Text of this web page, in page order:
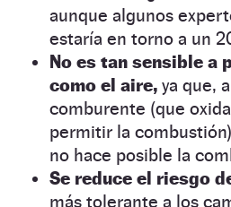
aunque algunos
estaría en torno a un
No es tan sensible a
como el aire, ya que,
comburente (que
permitir la
no hace posible la
Se reduce el riesgo
más tolerante a los